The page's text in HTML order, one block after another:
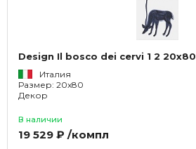
Design Il bosco dei cervi 1 2 20x80
Италия
Размер: 20x80
Декор
В наличии
19 529 ₽ /компл